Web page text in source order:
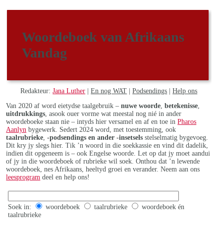
Woordeboek van Afrikaans
Vandag
Redakteur:Jana Luther |En nog WAT |Podsendings |Help ons
Van 2020 af word eietydse taalgebruik –nuwe woorde ,betekenisse
uitdrukkings , asook ouer vorme wat meestal nog nié in ander
woordeboeke staan nie – intyds hier versamel en af en toe inPharos
Aanlyn bygewerk. Sedert 2024 word, met toestemming, ook
taalrubrieke ,-podsendings en ander -insetsels stelselmatig bygevoeg.
Dit kry jy slegs hier. Tik ’n woord in die soekkassie en vind dit dadelik,
indien dit opgeneem is – ook Engelse woorde. Let op dat jy moet aandui
of jy in die woordeboek of rubrieke wil soek. Onthou dat ’n lewende
woordeboek, nes Afrikaans, heeltyd groei en verander. Neem aan ons
leesprogram deel en help ons!
Soek in: woordeboek taalrubrieke
woordeboek én
taalrubrieke